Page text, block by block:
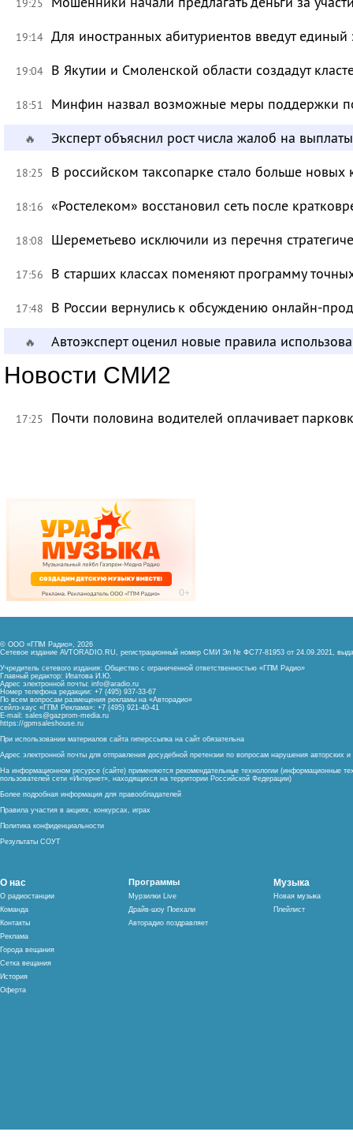
19:14 Для иностранных абитуриентов введут
19:04 В Якутии и Смоленской области создадут
18:51 Минфин назвал возможные меры поддержки
🔥 Эксперт объяснил рост числа жалоб на
18:25 В российском таксопарке стало больше новых
18:16 «Ростелеком» восстановил сеть после
18:08 Шереметьево исключили из перечня
17:56 В старших классах поменяют программу
17:48 В России вернулись к обсуждению онлайн-
🔥 Автоэксперт оценил новые правила
Новости СМИ2
17:25 Почти половина водителей оплачивает
© ООО «ГПМ Радио», 2026
Сетевое издание AVTORADIO.RU, регистрационный номер СМИ Эл № ФС77-81953 от 24.09.2021,
Учредитель сетевого издания: Общество с ограниченной ответственностью «ГПМ Радио»
Главный редактор: Ипатова И.Ю.
Адрес электронной почты: info@aradio.ru
Номер телефона редакции: +7 (495) 937-33-67
По всем вопросам размещения рекламы на «Авторадио»
сейлз-хаус «ГПМ Реклама»: +7 (495) 921-40-41
E-mail: sales@gazprom-media.ru
https://gpmsaleshouse.ru
При использовании материалов сайта гиперссылка на сайт обязательна
Адрес электронной почты для отправления досудебной претензии по вопросам нарушения авторских
На информационном ресурсе (сайте) применяются рекомендательные технологии (информационные
пользователей сети «Интернет», находящихся на территории Российской Федерации)
Более подробная информация для правообладателей
Правила участия в акциях, конкурсах, играх
Политика конфиденциальности
Результаты СОУТ
О нас
О радиостанции
Команда
Контакты
Реклама
Города вещания
Сетка вещания
История
Оферта
Программы
Мурзилки Live
Драйв-шоу Поехали
Авторадио поздравляет
Музыка
Новая музыка
Плейлист